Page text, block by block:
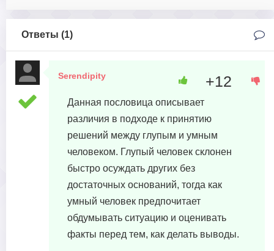
Ответы (1)
Serendipity
Данная пословица описывает
различия в подходе к принятию
решений между глупым и умным
человеком. Глупый человек склонен
быстро осуждать других без
достаточных оснований, тогда как
умный человек предпочитает
обдумывать ситуацию и оценивать
факты перед тем, как делать выводы.
+12